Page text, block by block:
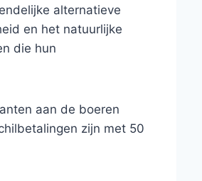
alternatieve
en het natuurlijke
die hun
aan de boeren
zijn met 50